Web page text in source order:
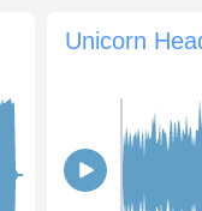
Unicorn